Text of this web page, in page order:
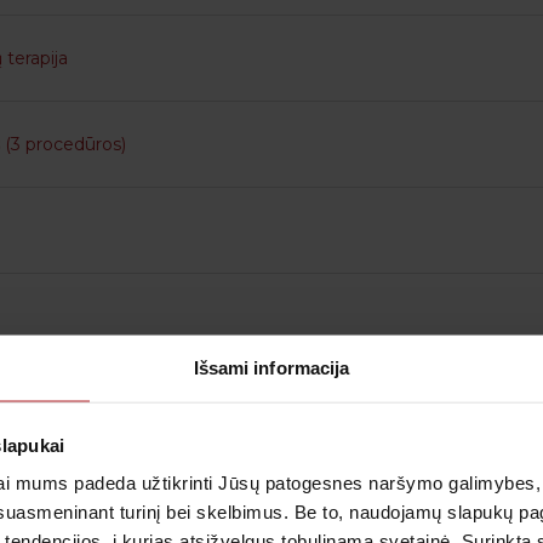
Išsami informacija
mums padeda užtikrinti Jūsų patogesnes naršymo
turinį bei skelbimus. Be to, naudojamų slapukų
terapija
procedūros)
korekcija